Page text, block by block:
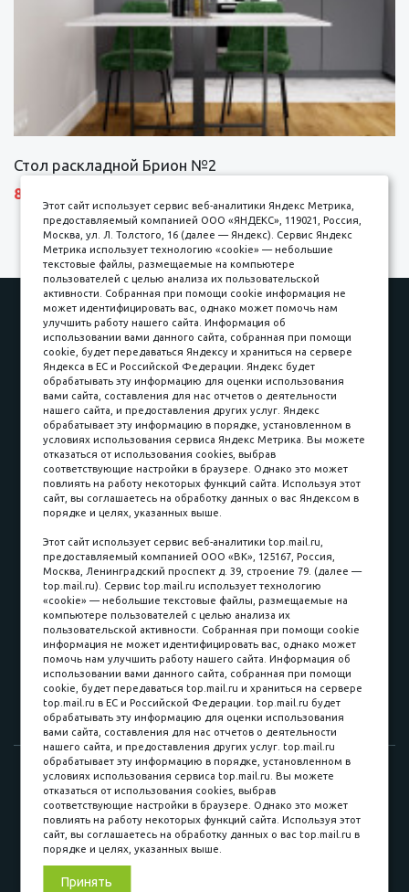
Стол раскладной Брион №2
8690 р.
Наши работы
Оплата
Доставка и сборка
Гарантии
Карьера в компании
Контакты
Принимаем к оплате
Наличные
пл. Соляная, 6, стр. 16
8 (3822) 60-70-30
8 (3822) 50-39-09
8 (3822) 22-77-68
8 (3822) 50-48-50
8 (3822) 65-42-10
© 2015-2026. Компания «Мебельный куб».
ИП Саворенко Валерий Александрович. Россия, г. Томск, пл.
Соляная, 6 стр. 16, Цокольный этаж
Этот сайт использует сервис веб-аналитики Яндекс Метрика,
предоставляемый компанией ООО «ЯНДЕКС», 119021, Россия,
Москва, ул. Л. Толстого, 16 (далее — Яндекс). Сервис Яндекс
Метрика использует технологию «cookie» — небольшие
текстовые файлы, размещаемые на компьютере
пользователей с целью анализа их пользовательской
активности. Собранная при помощи cookie информация не
может идентифицировать вас, однако может помочь нам
улучшить работу нашего сайта. Информация об
использовании вами данного сайта, собранная при помощи
cookie, будет передаваться Яндексу и храниться на сервере
Яндекса в ЕС и Российской Федерации. Яндекс будет
обрабатывать эту информацию для оценки использования
вами сайта, составления для нас отчетов о деятельности
нашего сайта, и предоставления других услуг. Яндекс
обрабатывает эту информацию в порядке, установленном в
условиях использования сервиса Яндекс Метрика. Вы можете
отказаться от использования cookies, выбрав
соответствующие настройки в браузере. Однако это может
повлиять на работу некоторых функций сайта. Используя этот
сайт, вы соглашаетесь на обработку данных о вас Яндексом в
порядке и целях, указанных выше.
Этот сайт использует сервис веб-аналитики top.mail.ru,
предоставляемый компанией ООО «ВК», 125167, Россия,
Москва, Ленинградский проспект д. 39, строение 79. (далее —
top.mail.ru). Сервис top.mail.ru использует технологию
«cookie» — небольшие текстовые файлы, размещаемые на
компьютере пользователей с целью анализа их
пользовательской активности. Собранная при помощи cookie
информация не может идентифицировать вас, однако может
помочь нам улучшить работу нашего сайта. Информация об
использовании вами данного сайта, собранная при помощи
cookie, будет передаваться top.mail.ru и храниться на сервере
top.mail.ru в ЕС и Российской Федерации. top.mail.ru будет
обрабатывать эту информацию для оценки использования
вами сайта, составления для нас отчетов о деятельности
нашего сайта, и предоставления других услуг. top.mail.ru
обрабатывает эту информацию в порядке, установленном в
условиях использования сервиса top.mail.ru. Вы можете
отказаться от использования cookies, выбрав
соответствующие настройки в браузере. Однако это может
повлиять на работу некоторых функций сайта. Используя этот
сайт, вы соглашаетесь на обработку данных о вас top.mail.ru в
порядке и целях, указанных выше.
Принять